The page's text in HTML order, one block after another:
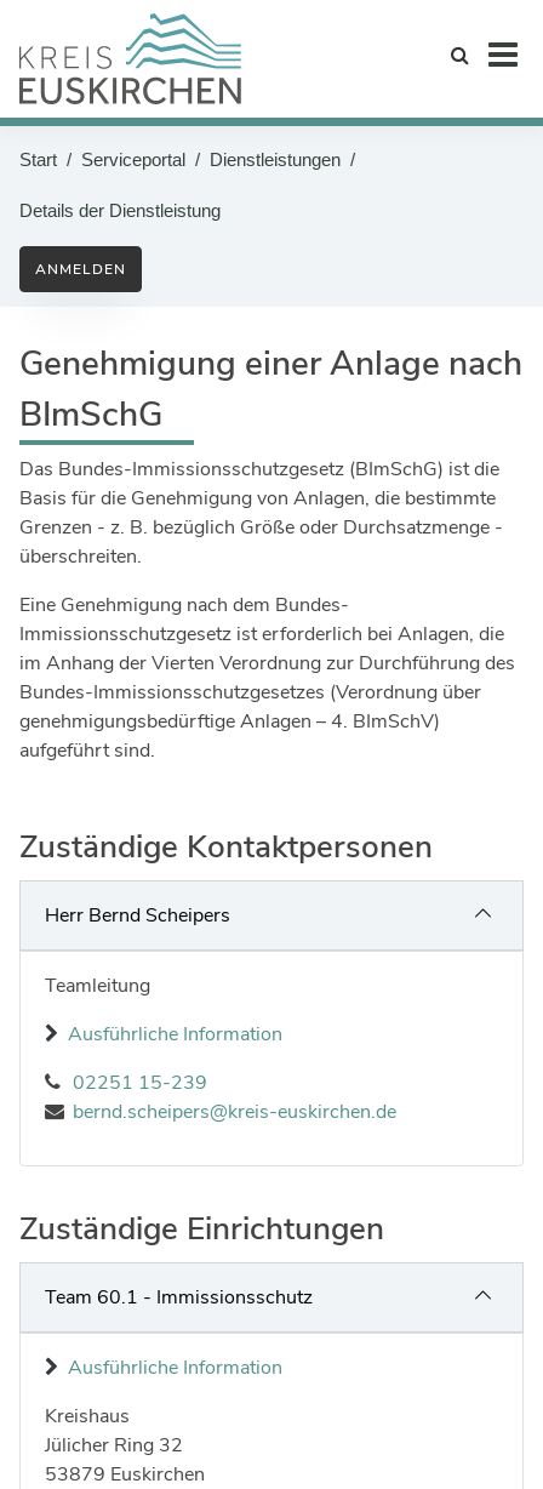
Zum Header
Zum Hauptinhalt
Zum Footer
START
AKTUELLES
Pressemitteilungen
Hochwasserportal
Kreis in Bewegung
Ukraine
Veranstaltungen
Familie, Bildung & Integration
Bevölkerungsschutz & Ordnung
Soziales & Gesundheit
Bauen & Geoinformation
Umwelt & Nachhaltigkeit
Verkehr & Mobilität
Wirtschaft & Tourismus
Kultur
KARRIERE
Arbeitgeber Kreisverwaltung
Unsere offenen Stellen
Ausbildung, Praktikum, BFD
Ingenieure
Gefahrenabwehr
Sozialarbeit
Interkulturelle Öffnung
Kreispolizeibehörde
KONTAKT
Sie befinden sich hier:
Start Serviceportal Dienstleistungen
Details der Dienstleistung
ANMELDEN
Genehmigung einer Anlage nach
BImSchG
Das Bundes-Immissionsschutzgesetz (BImSchG) ist die
Basis für die Genehmigung von Anlagen, die bestimmte
Grenzen - z. B. bezüglich Größe oder Durchsatzmenge -
überschreiten.
Eine Genehmigung nach dem Bundes-
Immissionsschutzgesetz ist erforderlich bei Anlagen, die
im Anhang der Vierten Verordnung zur Durchführung des
Bundes-Immissionsschutzgesetzes (Verordnung über
genehmigungsbedürftige Anlagen – 4. BImSchV)
aufgeführt sind.
Zuständige Kontaktpersonen
Herr Bernd Scheipers
Teamleitung
Ausführliche Information
02251 15-239
bernd.scheipers@kreis-euskirchen.de
Zuständige Einrichtungen
Team 60.1 - Immissionsschutz
Ausführliche Information
Kreishaus
Strasse:
Jülicher Ring Hausnummer:
32
Postleitzahl:
53879 Ort:
Euskirchen